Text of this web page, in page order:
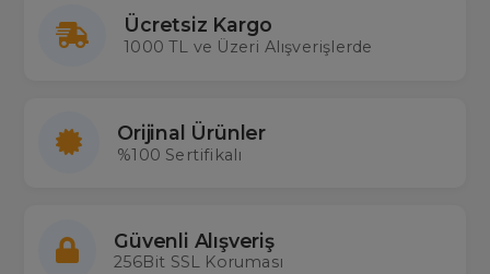
karşılaştırabilir en ucuz
fm transmitter fiyatları
büyük gerçek stok çalışan toptan ve perakende elektronik
mağazası Merterelektronik.com'dan satın alabilirsiniz.
Ücretsiz Kargo
1000 TL ve Üzeri Alışverişlerde
Orijinal Ürünler
%100 Sertifikalı
Güvenli Alışveriş
256Bit SSL Koruması